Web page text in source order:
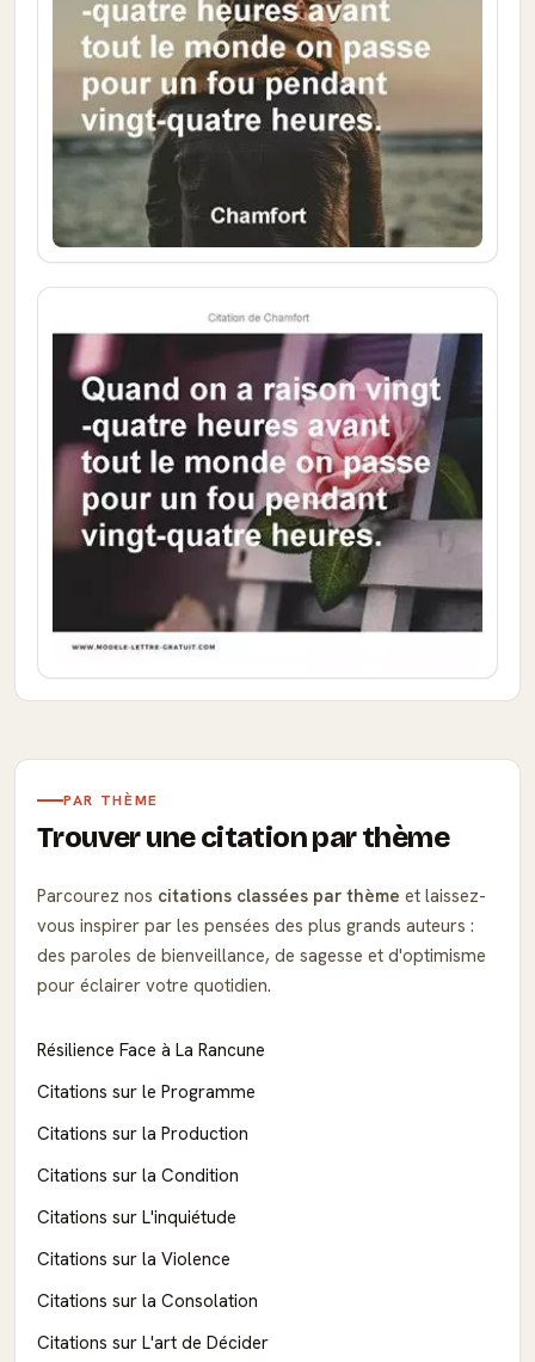
PAR THÈME
Trouver une citation par thème
Parcourez nos citations classées par thème et laissez-
vous inspirer par les pensées des plus grands auteurs :
des paroles de bienveillance, de sagesse et d'optimisme
pour éclairer votre quotidien.
Résilience Face à La Rancune
Citations sur le Programme
Citations sur la Production
Citations sur la Condition
Citations sur L'inquiétude
Citations sur la Violence
Citations sur la Consolation
Citations sur L'art de Décider